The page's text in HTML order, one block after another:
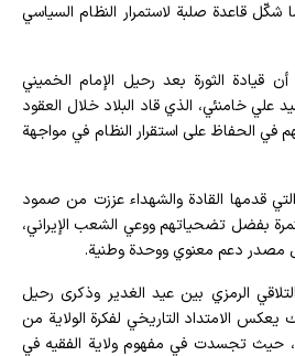
شكّل قاعدة صلبة لاستمرار النظام السياسي
قيادة الثورة بعد رحيل الإمام الخميني
علي خامنئي، الذي قاد البلاد خلال العقود
في الحفاظ على استقرار النظام في مواجهة
قدمها القادة والشهداء عززت من صمود
بفضل تضحياتهم ووعي الشعب الإيراني،
مصدر دعم معنوي ووحدة وطنية.
الرمزي بين عيد الغدير وذكرى رحيل
يعكس الامتداد التاريخي لفكرة الولاية من
حيث تجسدت في مفهوم ولاية الفقيه في